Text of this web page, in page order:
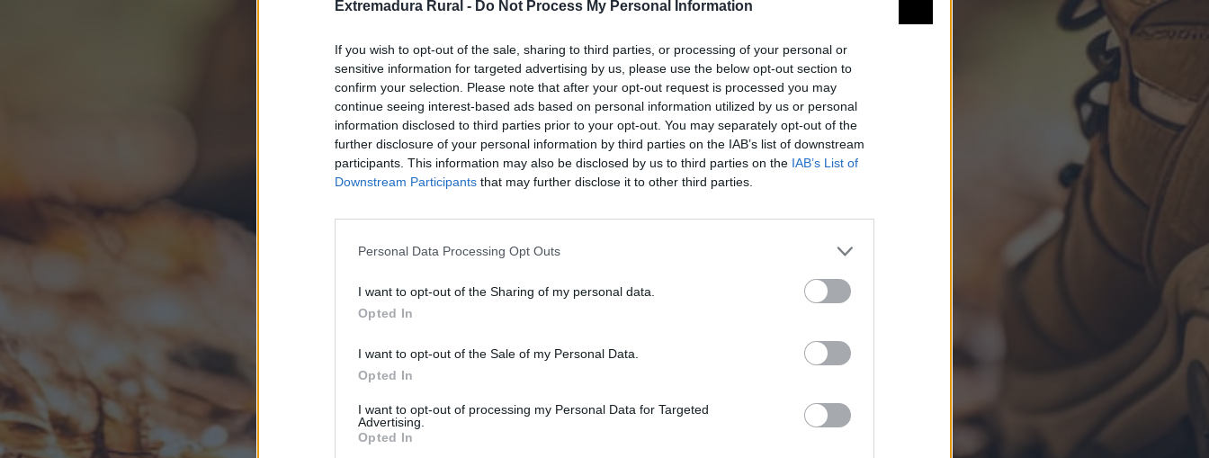
Extremadura Rural - Do Not Process My Personal Information
If you wish to opt-out of the sale, sharing to third parties, or processing of your personal or
sensitive information for targeted advertising by us, please use the below opt-out section to
confirm your selection. Please note that after your opt-out request is processed you may
continue seeing interest-based ads based on personal information utilized by us or personal
information disclosed to third parties prior to your opt-out. You may separately opt-out of the
further disclosure of your personal information by third parties on the IAB’s list of downstream
participants. This information may also be disclosed by us to third parties on the IAB’s List of
Downstream Participants that may further disclose it to other third parties.
Personal Data Processing Opt Outs
I want to opt-out of the Sharing of my personal data.
Opted In
I want to opt-out of the Sale of my Personal Data.
Opted In
I want to opt-out of processing my Personal Data for Targeted
Advertising.
Opted In